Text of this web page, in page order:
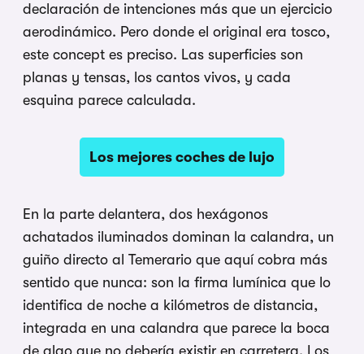
declaración de intenciones más que un ejercicio
aerodinámico. Pero donde el original era tosco,
este concept es preciso. Las superficies son
planas y tensas, los cantos vivos, y cada
esquina parece calculada.
Los mejores coches de lujo
En la parte delantera, dos hexágonos
achatados iluminados dominan la calandra, un
guiño directo al Temerario que aquí cobra más
sentido que nunca: son la firma lumínica que lo
identifica de noche a kilómetros de distancia,
integrada en una calandra que parece la boca